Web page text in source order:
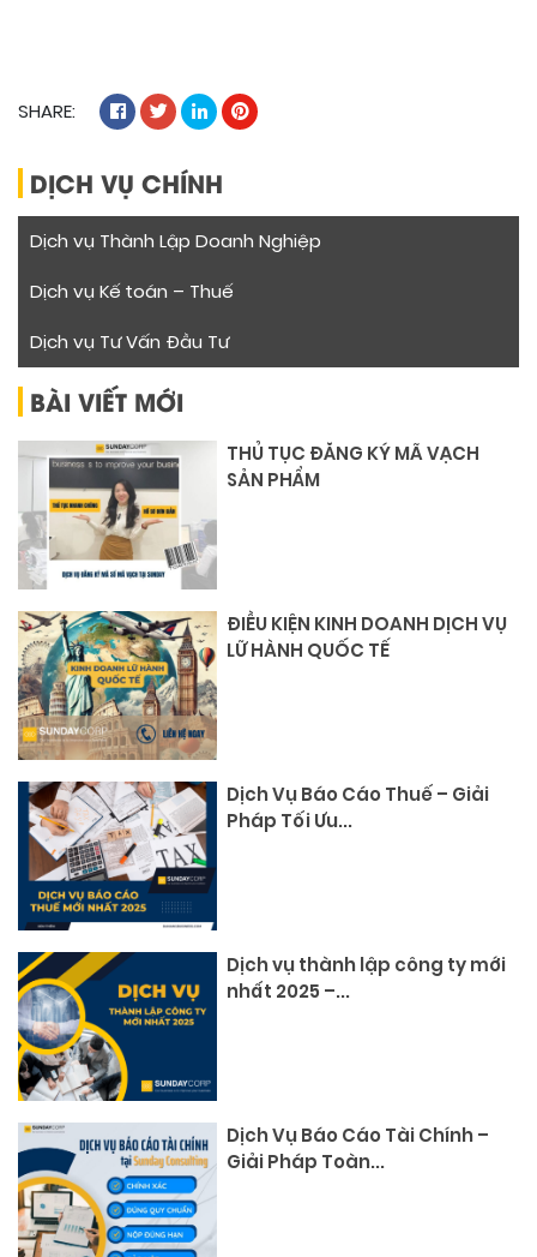
SHARE:
DỊCH VỤ CHÍNH
Dịch vụ Thành Lập Doanh Nghiệp
Dịch vụ Kế toán – Thuế
Dịch vụ Tư Vấn Đầu Tư
BÀI VIẾT MỚI
THỦ TỤC ĐĂNG KÝ MÃ VẠCH
SẢN PHẨM
ĐIỀU KIỆN KINH DOANH DỊCH VỤ
LỮ HÀNH QUỐC TẾ
Dịch Vụ Báo Cáo Thuế – Giải
Pháp Tối Ưu...
Dịch vụ thành lập công ty mới
nhất 2025 –...
Dịch Vụ Báo Cáo Tài Chính –
Giải Pháp Toàn...